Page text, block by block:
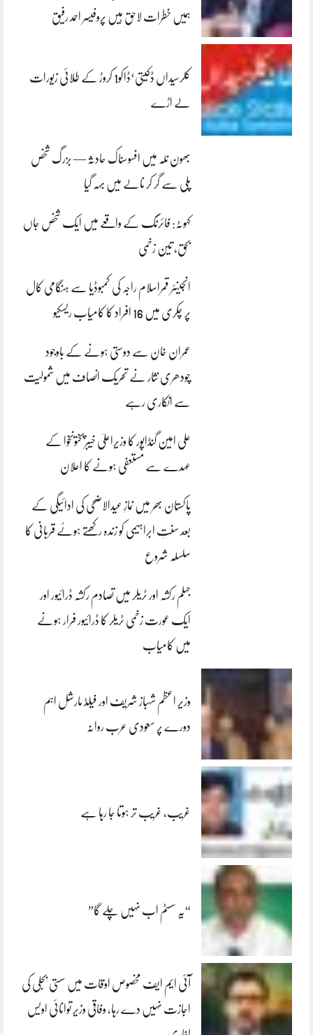
ہمیں خطرات لاحق ہیں پروفیسر احمد رفیق
کلرسیداں ڈکیتی‘ڈاکو1 کروڑ کے طلائی زیورات
لے اڑے
بھون نلہ میں افسوسناک حادثہ — بزرگ شخص
پلی سے گر کر نالے میں بہہ گیا
کہوٹہ: فائرنگ کے واقعے میں ایک شخص جاں
بحق، تین زخمی
انجینئر قمراسلام راجہ کی کمبوڈیا سے ہنگامی کال
پر چکری میں 16 افراد کا کامیاب ریسکیو
عمران خان سے دوستی ہونے کے باوجود
چودھری نثار نے تحریک انصاف میں شمولیت
سے انکاری رہے
علی امین گنڈاپور کا وزیراعلیٰ خیبرپختونخوا کے
عہدے سے مستعفی ہونے کا اعلان
پاکستان بھر میں نمازِ عیدالاضحی کی ادائیگی کے
بعد سنتِ ابراہیمی کو زندہ رکھتے ہوئے قربانی کا
سلسلہ شروع
جہلم رکشہ اور ٹریلر میں تصادم رکشہ ڈرائیور اور
ایک عورت زخمی ٹریلر کا ڈرائیور فرار ہونے
میں کامیاب
وزیر اعظم شہباز شریف اور فیلڈ مارشل اہم
دورے پر سعودی عرب روانہ
غریب، غریب تر ہوتا جا رہا ہے
“یہ سسٹم اب نہیں چلے گا”
آئی ایم ایف مخصوص اوقات میں سستی بجلی کی
اجازت نہیں دے رہا، وفاقی وزیر توانائی اویس